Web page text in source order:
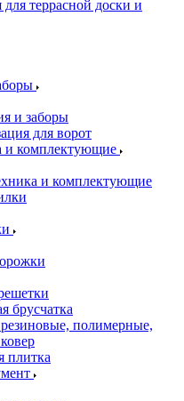
террасной доски и
и заборы
для ворот
и комплектующие
и комплектующие
брусчатка
полимерные,
плитка